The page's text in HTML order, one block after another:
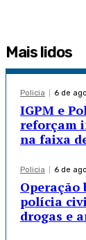
Mais lidos
Policia 6 de
IGPM e
reforçam
na faixa
Policia 6 de
polícia
drogas e